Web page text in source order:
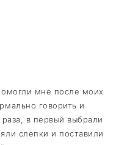
мне после моих
говорить и
в первый выбрали
слепки и поставили